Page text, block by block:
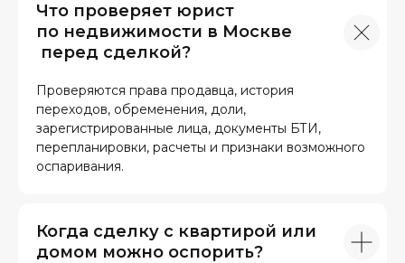
Что проверяет юрист
по недвижимости в Москве
перед сделкой?
Проверяются права продавца, история
переходов, обременения, доли,
зарегистрированные лица, документы БТИ,
перепланировки, расчеты и признаки возможного
оспаривания.
Когда сделку с квартирой или
домом можно оспорить?